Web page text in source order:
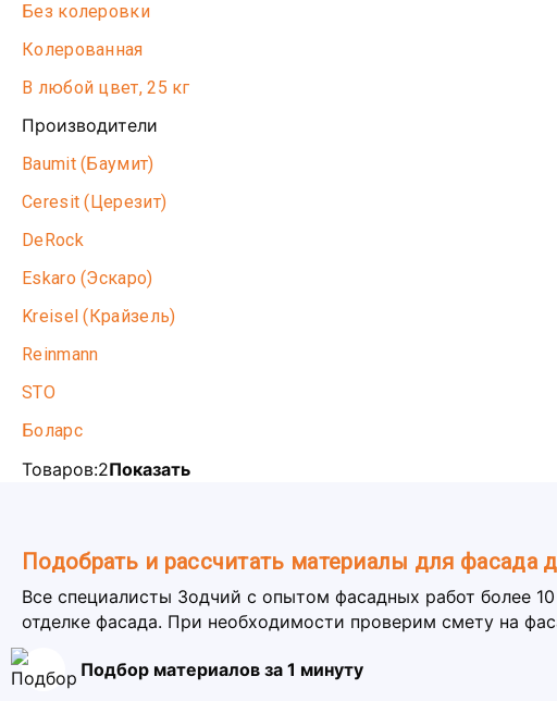
Без колеровки
Колерованная
В любой цвет, 25 кг
Производители
Baumit (Баумит)
Ceresit (Церезит)
DeRock
Eskaro (Эскаро)
Kreisel (Крайзель)
Reinmann
STO
Боларс
Товаров:2Показать
Подобрать и рассчитать материалы для фасада
Все специалисты Зодчий с опытом фасадных работ более
отделке фасада. При необходимости проверим смету на
Подбор материалов за 1 минуту